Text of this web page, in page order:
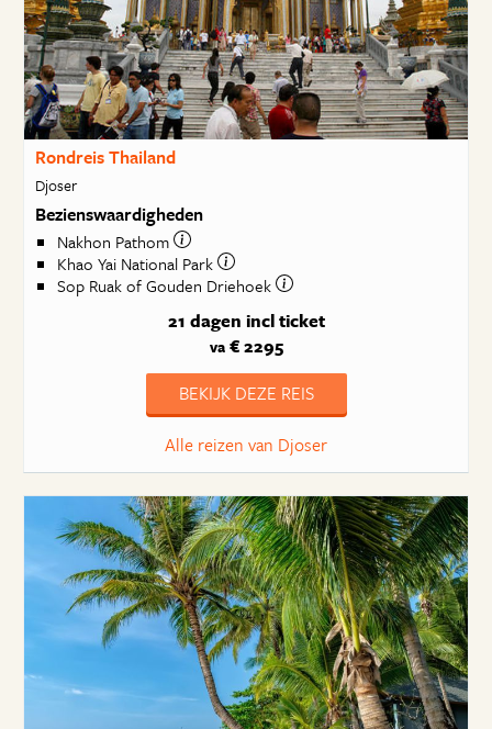
Rondreis Thailand
Djoser
Bezienswaardigheden
Nakhon Pathom
Khao Yai National Park
Sop Ruak of Gouden Driehoek
21 dagen incl ticket
va€ 2295
BEKIJK DEZE REIS
Alle reizen van Djoser